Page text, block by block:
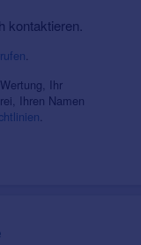
kontaktieren.
.
Ihr
Ihren Namen
.